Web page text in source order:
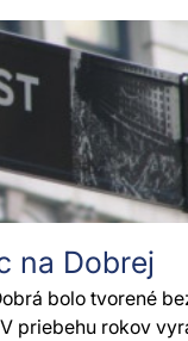
na Dobrej
bolo tvorené
priebehu rokov